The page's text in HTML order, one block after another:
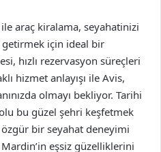
araç kiralama, seyahatinizi
için ideal bir
hızlı rezervasyon süreçleri
hizmet anlayışı ile Avis,
olmayı bekliyor. Tarihi
bu güzel şehri keşfetmek
bir seyahat deneyimi
eşsiz güzelliklerini